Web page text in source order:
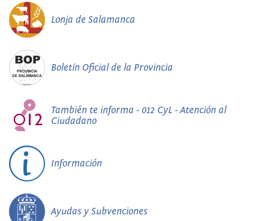
Lonja de Salamanca
Boletín Oficial de la Provincia
También te informa - 012 CyL - Atención al
Ciudadano
Información
Ayudas y Subvenciones